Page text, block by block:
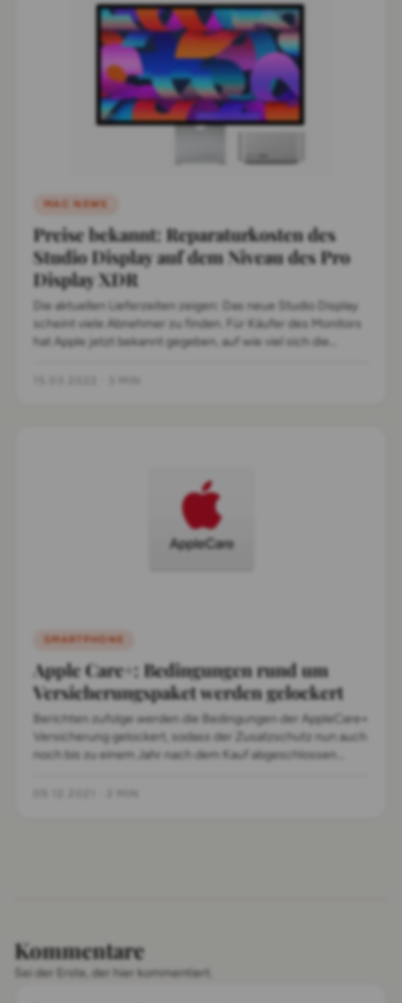
MAC NEWS
Preise bekannt: Reparaturkosten des
Studio Display auf dem Niveau des Pro
Display XDR
Die aktuellen Lieferzeiten zeigen: Das neue Studio Display
scheint viele Abnehmer zu finden. Für Käufer des Monitors
hat Apple jetzt bekannt gegeben, auf wie viel sich die
SMARTPHONE
Apple Care+: Bedingungen rund um
Versicherungspaket werden gelockert
Berichten zufolge werden die Bedingungen der AppleCare+
Versicherung gelockert, sodass der Zusatzschutz nun auch
noch bis zu einem Jahr nach dem Kauf abgeschlossen
Kommentare
Sei der Erste, der hier kommentiert.